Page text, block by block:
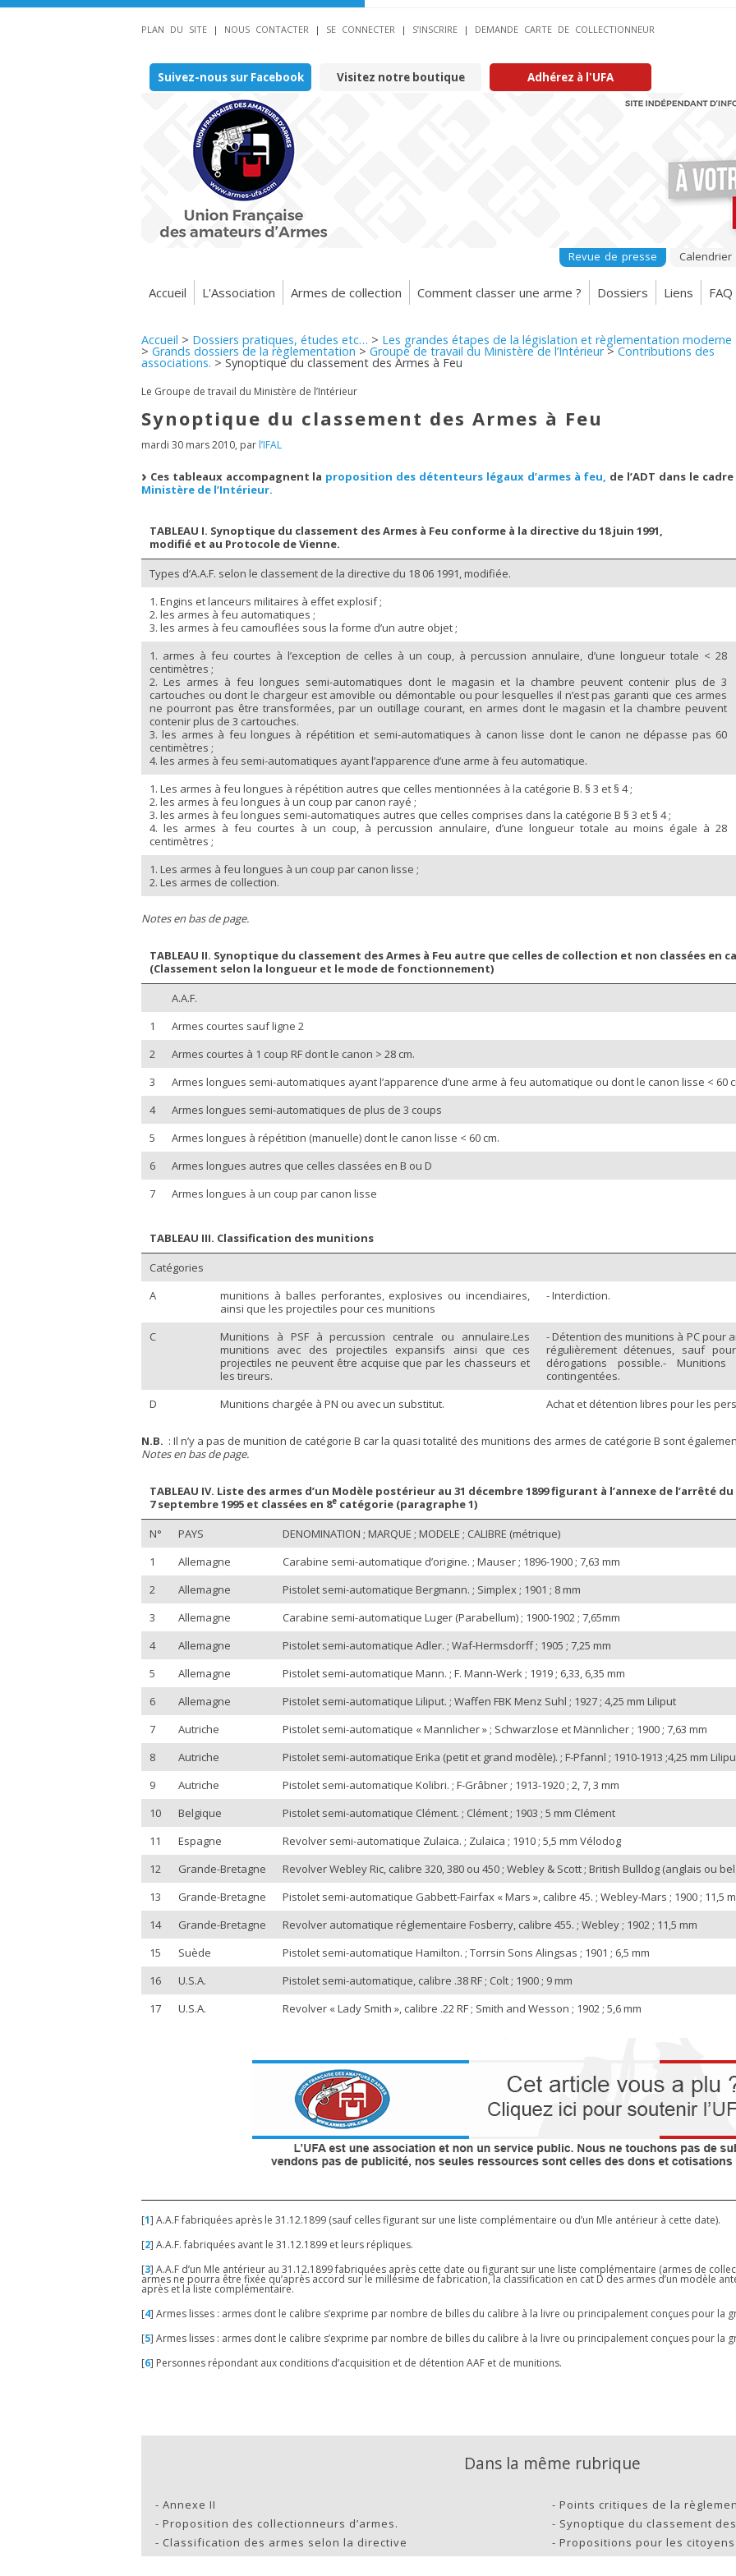
PLAN DU SITE | NOUS CONTACTER | SE CONNECTER | S’INSCRIRE | DEMANDE CARTE DE COLLECTIONNEUR
Suivez-nous sur Facebook Visitez notre boutique Adhérez à l'UFA
Revue de presse
Accueil L'Association Armes de collection Comment classer une arme ? Dossiers Liens FAQ
Accueil > Dossiers pratiques, études etc… > Les grandes étapes de la législation et règlementation moderne
> Grands dossiers de la règlementation > Groupe de travail du Ministère de l’Intérieur> Contributions des
associations. > Synoptique du classement des Armes à Feu
Le Groupe de travail du Ministère de l’Intérieur
Synoptique du classement des Armes à Feu
mardi 30 mars 2010, par l’IFAL
Ces tableaux accompagnent la proposition des détenteurs légaux d’armes à feu, de l’ADT dans le
Ministère de l’Intérieur.
TABLEAU I. Synoptique du classement des Armes à Feu conforme à la directive du 18 juin 1991,
modifié et au Protocole de Vienne.
Types d’A.A.F. selon le classement de la directive du 18 06 1991, modifiée.
1. Engins et lanceurs militaires à effet explosif ;
2. les armes à feu automatiques ;
3. les armes à feu camouflées sous la forme d’un autre objet ;
1. armes à feu courtes à l’exception de celles à un coup, à percussion annulaire, d’une longueur totale < 28
centimètres ;
2. Les armes à feu longues semi-automatiques dont le magasin et la chambre peuvent contenir plus de 3
cartouches ou dont le chargeur est amovible ou démontable ou pour lesquelles il n’est pas garanti que ces armes
ne pourront pas être transformées, par un outillage courant, en armes dont le magasin et la chambre peuvent
contenir plus de 3 cartouches.
3. les armes à feu longues à répétition et semi-automatiques à canon lisse dont le canon ne dépasse pas 60
centimètres ;
4. les armes à feu semi-automatiques ayant l’apparence d’une arme à feu automatique.
1. Les armes à feu longues à répétition autres que celles mentionnées à la catégorie B. § 3 et § 4 ;
2. les armes à feu longues à un coup par canon rayé ;
3. les armes à feu longues semi-automatiques autres que celles comprises dans la catégorie B § 3 et § 4 ;
4. les armes à feu courtes à un coup, à percussion annulaire, d’une longueur totale au moins égale à 28
centimètres ;
1. Les armes à feu longues à un coup par canon lisse ;
2. Les armes de collection.
Notes en bas de page.
TABLEAU II. Synoptique du classement des Armes à Feu autre que celles de collection et non classées en
(Classement selon la longueur et le mode de fonctionnement)
A.A.F.
1
Armes courtes sauf ligne 2
2
Armes courtes à 1 coup RF dont le canon > 28 cm.
3
Armes longues semi-automatiques ayant l’apparence d’une arme à feu automatique ou dont le canon lisse < 60
4
Armes longues semi-automatiques de plus de 3 coups
5
Armes longues à répétition (manuelle) dont le canon lisse < 60 cm.
6
Armes longues autres que celles classées en B ou D
7
Armes longues à un coup par canon lisse
TABLEAU III. Classification des munitions
Catégories
A
munitions à balles perforantes, explosives ou incendiaires,
ainsi que les projectiles pour ces munitions
- Interdiction.
C
Munitions à PSF à percussion centrale ou annulaire.Les
munitions avec des projectiles expansifs ainsi que ces
projectiles ne peuvent être acquise que par les chasseurs et
les tireurs.
- Détention des munitions à PC pour
régulièrement détenues, sauf
dérogations possible.-
contingentées.
D
Munitions chargée à PN ou avec un substitut. Achat et détention libres pour les
N.B. : Il n’y a pas de munition de catégorie B car la quasi totalité des munitions des armes de catégorie B sont
Notes en bas de page.
TABLEAU IV. Liste des armes d’un Modèle postérieur au 31 décembre 1899 figurant à l’annexe de l’arrêté du
7 septembre 1995 et classées en 8ecatégorie (paragraphe 1)
N°
PAYS
DENOMINATION ; MARQUE ; MODELE ; CALIBRE (métrique)
1
Allemagne
Carabine semi-automatique d’origine. ; Mauser ; 1896-1900 ; 7,63 mm
2
Allemagne
Pistolet semi-automatique Bergmann. ; Simplex ; 1901 ; 8 mm
3
Allemagne
Carabine semi-automatique Luger (Parabellum) ; 1900-1902 ; 7,65mm
4
Allemagne
Pistolet semi-automatique Adler. ; Waf-Hermsdorff ; 1905 ; 7,25 mm
5
Allemagne
Pistolet semi-automatique Mann. ; F. Mann-Werk ; 1919 ; 6,33, 6,35 mm
6
Allemagne
Pistolet semi-automatique Liliput. ; Waffen FBK Menz Suhl ; 1927 ; 4,25 mm Liliput
7
Autriche
Pistolet semi-automatique « Mannlicher » ; Schwarzlose et Männlicher ; 1900 ; 7,63 mm
8
Autriche
Pistolet semi-automatique Erika (petit et grand modèle). ; F-Pfannl ; 1910-1913 ;4,25 mm
9
Autriche
Pistolet semi-automatique Kolibri. ; F-Grâbner ; 1913-1920 ; 2, 7, 3 mm
10
Belgique
Pistolet semi-automatique Clément. ; Clément ; 1903 ; 5 mm Clément
11
Espagne
Revolver semi-automatique Zulaica. ; Zulaica ; 1910 ; 5,5 mm Vélodog
12
Grande-Bretagne
Revolver Webley Ric, calibre 320, 380 ou 450 ; Webley & Scott ; British Bulldog (anglais ou
13
Grande-Bretagne
Pistolet semi-automatique Gabbett-Fairfax « Mars », calibre 45. ; Webley-Mars ; 1900 ; 11,5
14
Grande-Bretagne
Revolver automatique réglementaire Fosberry, calibre 455. ; Webley ; 1902 ; 11,5 mm
15
Suède
Pistolet semi-automatique Hamilton. ; Torrsin Sons Alingsas ; 1901 ; 6,5 mm
16
U.S.A.
Pistolet semi-automatique, calibre .38 RF ; Colt ; 1900 ; 9 mm
17
U.S.A. Revolver « Lady Smith », calibre .22 RF ; Smith and Wesson ; 1902 ; 5,6 mm
[1] A.A.F fabriquées après le 31.12.1899 (sauf celles figurant sur une liste complémentaire ou d’un Mle antérieur à cette date).
[2] A.A.F. fabriquées avant le 31.12.1899 et leurs répliques.
[3] A.A.F d’un Mle antérieur au 31.12.1899 fabriquées après cette date ou figurant sur une liste complémentaire (armes de
armes ne pourra être fixée qu’après accord sur le millésime de fabrication, la classification en cat D des armes d’un modèle
après et la liste complémentaire.
[4] Armes lisses : armes dont le calibre s’exprime par nombre de billes du calibre à la livre ou principalement conçues pour la
[5] Armes lisses : armes dont le calibre s’exprime par nombre de billes du calibre à la livre ou principalement conçues pour la
[6] Personnes répondant aux conditions d’acquisition et de détention AAF et de munitions.
Dans la même rubrique
- Annexe II - Points critiques de la
- Proposition des collectionneurs d’armes. - Synoptique du classement
- Classification des armes selon la directive - Propositions pour les